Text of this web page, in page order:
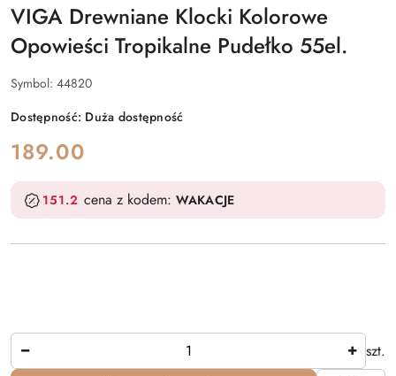
VIGA Drewniane Klocki Kolorowe
Opowieści Tropikalne Pudełko 55el.
Symbol: 44820
Dostępność: Duża dostępność
cena:
189.00
151.2 cena z kodem: WAKACJE
szt.